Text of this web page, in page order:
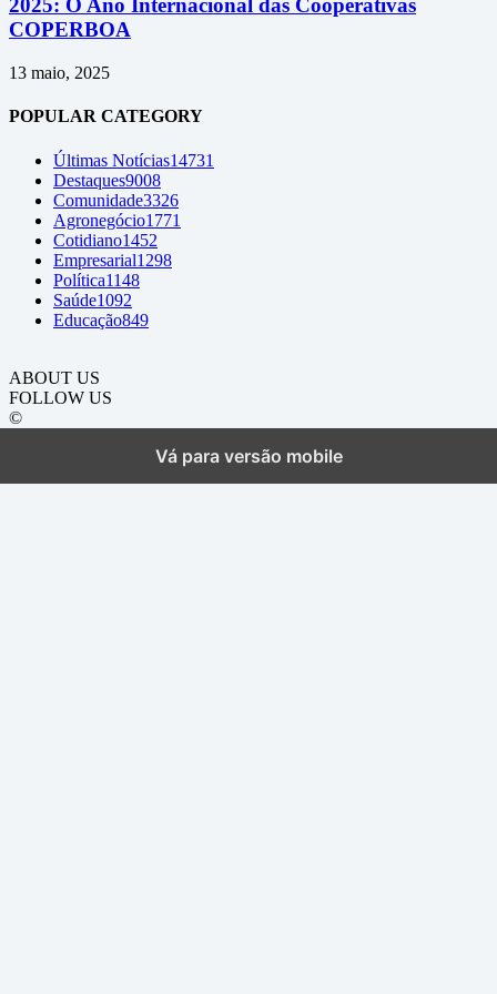
2025: O Ano Internacional das Cooperativas
COPERBOA
13 maio, 2025
POPULAR CATEGORY
Últimas Notícias14731
Destaques9008
Comunidade3326
Agronegócio1771
Cotidiano1452
Empresarial1298
Política1148
Saúde1092
Educação849
ABOUT US
FOLLOW US
©
Vá para versão mobile